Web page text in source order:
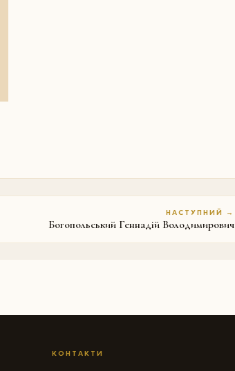
НАСТУПНИЙ →
Богопольський Геннадій Володимирович
КОНТАКТИ